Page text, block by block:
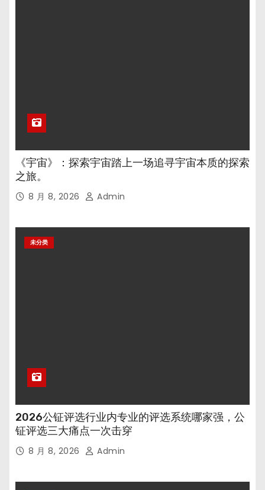
《宇宙》：探索宇宙踏上一场追寻宇宙本质的探索
之旅。
8 月 8, 2026 Admin
未分类
2026公钲评选行业内专业的评选系统哪家强，公
钲评选三大痛点一次击穿
8 月 8, 2026 Admin